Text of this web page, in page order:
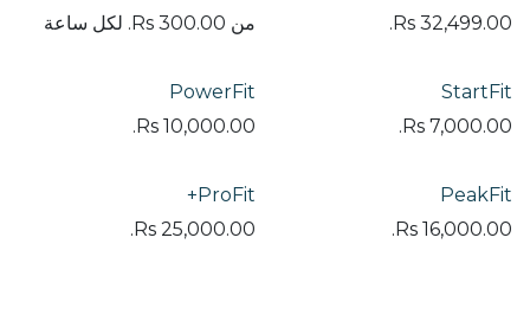
32,499.00
من 300.00
Rs. لكل ساعة
StartFit
7,000.00
PowerFit
10,000.00
Rs.
PeakFit
16,000.00
ProFit+
25,000.00
Rs.